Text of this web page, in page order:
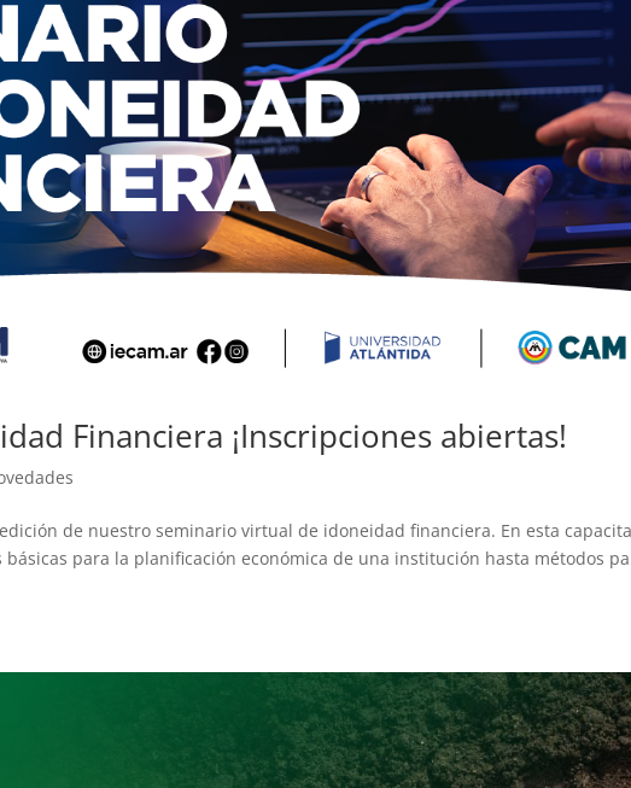
Financiera ¡Inscripciones abiertas!
de nuestro seminario virtual de idoneidad financiera. En esta
para la planificación económica de una institución hasta métodos